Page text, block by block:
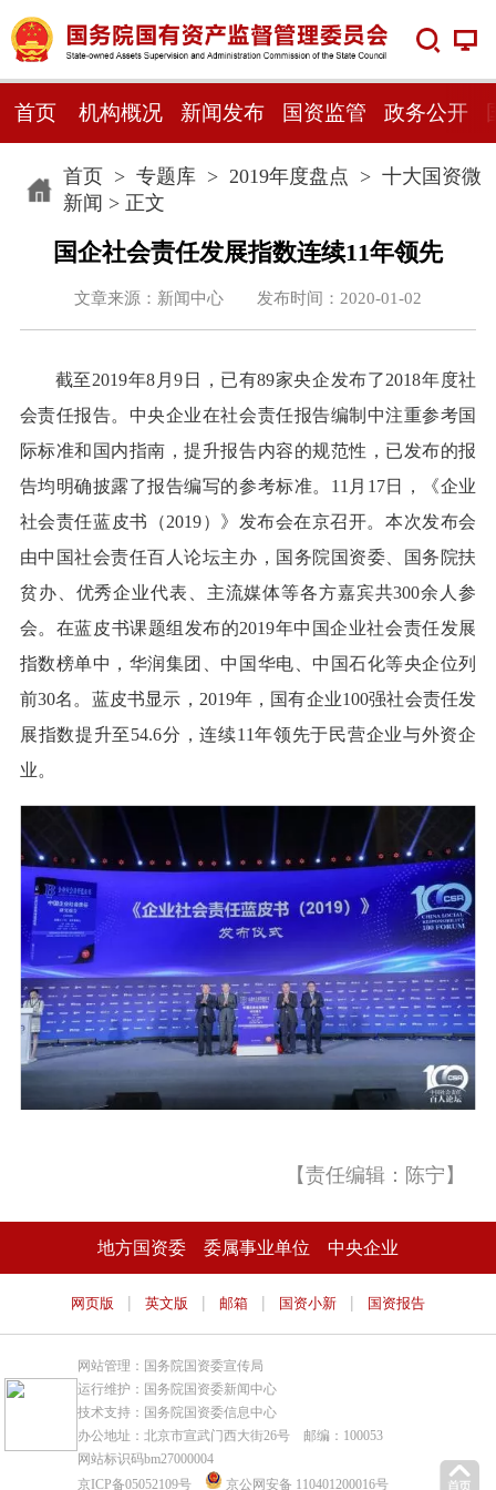
首页 机构概况 新闻发布 国资监管 政务公开
首页> 专题库> 2019年度盘点 > 十大国资微
新闻 > 正文
国企社会责任发展指数连续11年领先
文章来源：新闻中心 发布时间：2020-01-02
截至2019年8月9日，已有89家央企发布了2018年度社
会责任报告。中央企业在社会责任报告编制中注重参考国
际标准和国内指南，提升报告内容的规范性，已发布的报
告均明确披露了报告编写的参考标准。11月17日，《企业
社会责任蓝皮书（2019）》发布会在京召开。本次发布会
由中国社会责任百人论坛主办，国务院国资委、国务院扶
贫办、优秀企业代表、主流媒体等各方嘉宾共300余人参
会。在蓝皮书课题组发布的2019年中国企业社会责任发展
指数榜单中，华润集团、中国华电、中国石化等央企位列
前30名。蓝皮书显示，2019年，国有企业100强社会责任发
展指数提升至54.6分，连续11年领先于民营企业与外资企
业。
【责任编辑：陈宁】
地方国资委 委属事业单位 中央企业
网页版 | 英文版 | 邮箱 | 国资小新 | 国资报告
网站管理：国务院国资委宣传局
运行维护：国务院国资委新闻中心
技术支持：国务院国资委信息中心
办公地址：北京市宣武门西大街26号 邮编：100053
网站标识码bm27000004
京ICP备05052109号
京公网安备 110401200016号